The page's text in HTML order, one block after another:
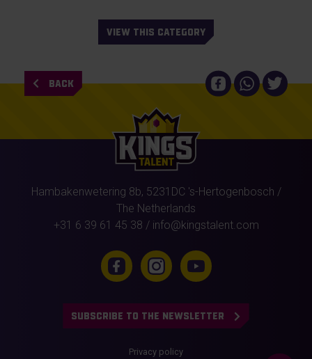
VIEW THIS CATEGORY
BACK
Hambakenwetering 8b, 5231DC 's-Hertogenbosch /
The Netherlands
+31 6 39 61 45 38 / info@kingstalent.com
SUBSCRIBE TO THE NEWSLETTER
Privacy policy